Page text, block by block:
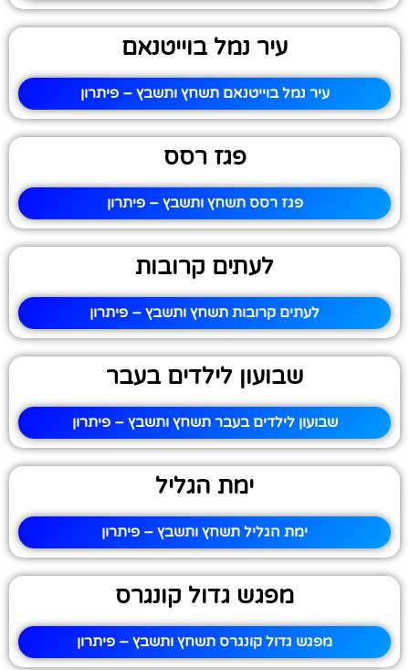
עיר נמל בוייטנאם
עיר נמל בוייטנאם תשחץ ותשבץ – פיתרון
פגז רסס
פגז רסס תשחץ ותשבץ – פיתרון
לעתים קרובות
לעתים קרובות תשחץ ותשבץ – פיתרון
שבועון לילדים בעבר
שבועון לילדים בעבר תשחץ ותשבץ – פיתרון
ימת הגליל
ימת הגליל תשחץ ותשבץ – פיתרון
מפגש גדול קונגרס
מפגש גדול קונגרס תשחץ ותשבץ – פיתרון